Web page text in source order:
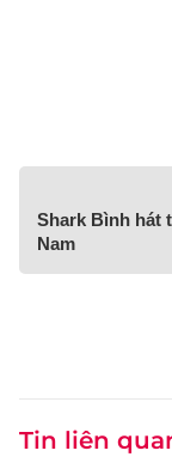
Shark Bình hát
Nam
Tin liên